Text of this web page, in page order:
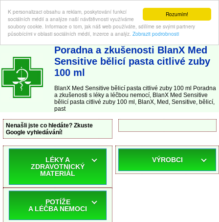
Rozumím!
K personalizaci obsahu a reklam, poskytování funkcí
sociálních médií a analýze naší návštěvnosti využíváme
soubory cookie. Informace o tom, jak náš web používáte, sdílíme se svými partnery
působícími v oblasti sociálních médií, inzerce a analýz. Zobrazit podrobnosti
ABC-LEKARNA.cz | Poradna a zkušenosti s léky a léčbou nemocí
Poradna a zkušenosti BlanX Med
Sensitive bělicí pasta citlivé zuby
100 ml
BlanX Med Sensitive bělicí pasta citlivé zuby 100 ml Poradna
a zkušenosti s léky a léčbou nemocí, BlanX Med Sensitive
bělicí pasta citlivé zuby 100 ml, BlanX, Med, Sensitive, bělicí,
past
Nenašli jste co hledáte? Zkuste
Google vyhledávání!
LÉKY A
ZDRAVOTNICKÝ
MATERIÁL
POTÍŽE
A LÉČBA NEMOCI
VÝROBCI